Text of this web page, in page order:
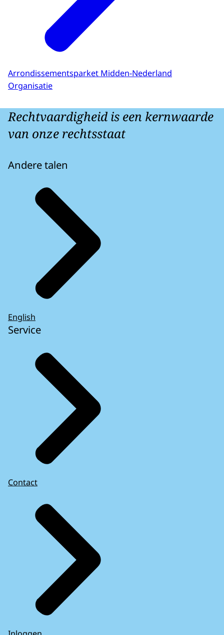
Arrondissementsparket Midden-Nederland
Organisatie
Rechtvaardigheid is een kernwaarde
van onze rechtsstaat
Andere talen
English
Service
Contact